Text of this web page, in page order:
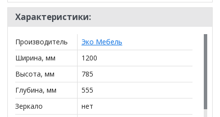
действительны только для интернет-магазинаи
могут отличаться от цен в розничных магазинах-
салонах сети!
Характеристики:
Производитель
Эко Мебель
Ширина, мм
1200
Высота, мм
785
Глубина, мм
555
Зеркало
нет